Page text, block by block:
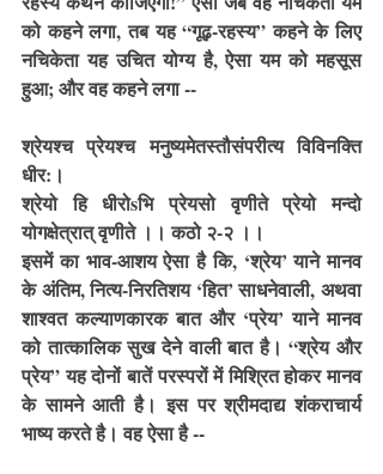
को कहने लगा, तब यह “गूढ़-रहस्य” कहने के लिए
नचिकेता यह उचित योग्य है, ऐसा यम को महसूस
हुआ; और वह कहने लगा --
श्रेयश्च प्रेयश्च मनुष्यमेतस्तौसंपरीत्य विविनक्ति
धीर:।
श्रेयो हि धीरोsभि प्रेयसो वृणीते प्रेयो मन्दो
योगक्षेत्रात् वृणीते ।। कठो २-२ ।।
इसमें का भाव-आशय ऐसा है कि, ‘श्रेय’ याने मानव
के अंतिम, नित्य-निरतिशय ‘हित’ साधनेवाली, अथवा
शाश्वत कल्याणकारक बात और ‘प्रेय’ याने मानव
को तात्कालिक सुख देने वाली बात है। “श्रेय और
प्रेय” यह दोनों बातें परस्परों में मिश्रित होकर मानव
के सामने आती है। इस पर श्रीमदाद्य शंकराचार्य
भाष्य करते है। वह ऐसा है --